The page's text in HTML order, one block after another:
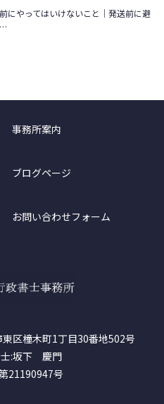
にやってはいけないこと｜発送前に避
事務所案内
ブログページ
お問い合わせフォーム
区橦木町1丁目30番地502号
士:坂下 慶門
21190947号